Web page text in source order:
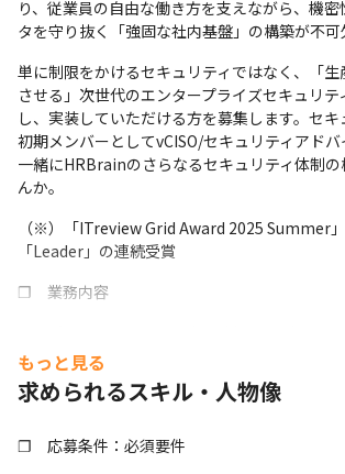
り、従業員の自由な働き方を支えながら、機
タを守り抜く「強固な社内基盤」の構築が不可
単に制限をかけるセキュリティではなく、「
させる」次世代のエンタープライズセキュリ
し、実装していただける方を募集します。セ
初期メンバーとしてvCISO/セキュリティアド
一緒にHRBrainのさらなるセキュリティ体制
んか。
（※）「ITreview Grid Award 2025 Summer
「Leader」の連続受賞
❐　業務内容
ャに基づいた堅牢かつ利便性の高い社内IT環境
いただきます。
ない安全な働き方を実現するため、戦略的なセ
もっと見る
求められるスキル・人物像
❐　応募条件：必須要件